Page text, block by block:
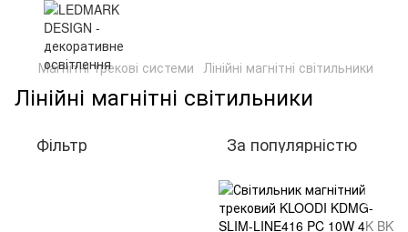
Магнітні трекові системи Лінійні магнітні світильники
Лінійні магнітні світильники
Фільтр За популярністю